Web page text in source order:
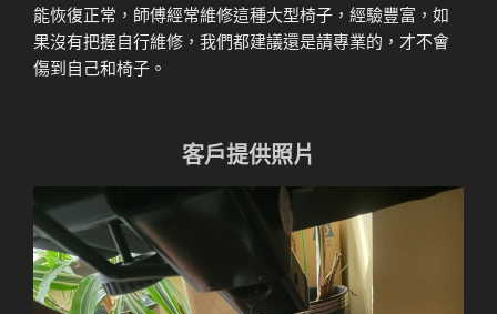
能恢復正常，師傅經常維修這種大型椅子，經驗豐富，如
果沒有把握自行維修，我們都建議還是請專業的，才不會
傷到自己和椅子。
客戶提供照片